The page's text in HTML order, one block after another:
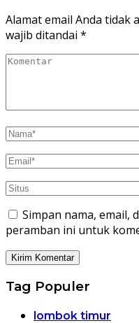
Alamat email Anda tidak
wajib ditandai *
Simpan nama, email,
peramban ini untuk
Tag Populer
lombok timur